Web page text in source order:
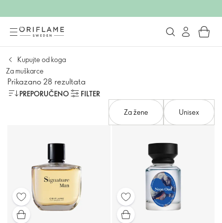
Kupujte od koga
Za muškarce
Prikazano 28 rezultata
PREPORUČENO
FILTER
Za žene
Unisex